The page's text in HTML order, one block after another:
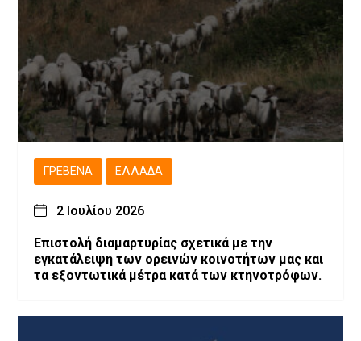
ΓΡΕΒΕΝΆ ΕΛΛΆΔΑ
2 Ιουλίου 2026
Επιστολή διαμαρτυρίας σχετικά με την
εγκατάλειψη των ορεινών κοινοτήτων μας και
τα εξοντωτικά μέτρα κατά των κτηνοτρόφων.